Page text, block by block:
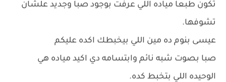
تكون طبعا مياده اللي عرفت بوجود صبا وجديد علشان
تشوفها.
عيسى بنوم ده مين اللي بيخبطك اكده عليكم
صبا بصوت شبه نائم وابتسامه دي اكيد مياده هي
الوحيده اللي بتخبط كده.